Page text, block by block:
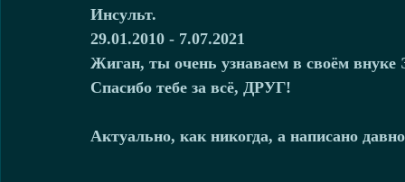
Инсульт.
29.01.2010 - 7.07.2021
Жиган, ты очень узнаваем в своём внуке
Спасибо тебе за всё, ДРУГ!
Актуально, как никогда, а написано